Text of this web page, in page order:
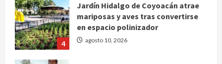
4
Jardín Hidalgo de Coyoacán atrae
mariposas y aves tras convertirse
en espacio polinizador
agosto 10, 2026